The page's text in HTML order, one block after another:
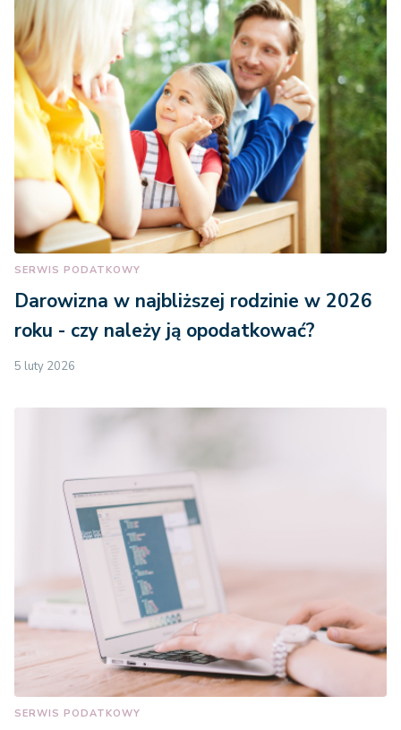
SERWIS PODATKOWY
Darowizna w najbliższej rodzinie w 2026
roku - czy należy ją opodatkować?
5 luty 2026
SERWIS PODATKOWY